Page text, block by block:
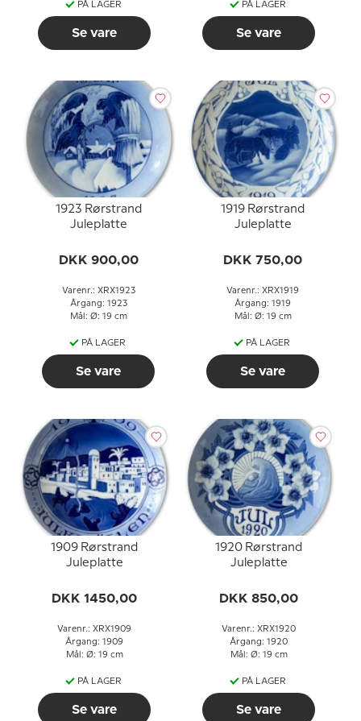
PÅ LAGER
Se vare
PÅ LAGER
Se vare
1923 Rørstrand
Juleplatte
DKK 900,00
Varenr.: XRX1923
Årgang: 1923
Mål: Ø: 19 cm
PÅ LAGER
Se vare
1919 Rørstrand
Juleplatte
DKK 750,00
Varenr.: XRX1919
Årgang: 1919
Mål: Ø: 19 cm
PÅ LAGER
Se vare
1909 Rørstrand
Juleplatte
DKK 1450,00
Varenr.: XRX1909
Årgang: 1909
Mål: Ø: 19 cm
PÅ LAGER
Se vare
1920 Rørstrand
Juleplatte
DKK 850,00
Varenr.: XRX1920
Årgang: 1920
Mål: Ø: 19 cm
PÅ LAGER
Se vare